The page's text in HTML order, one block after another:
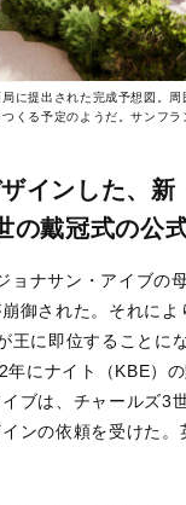
に提出された完成予想図。周
くる予定のようだ。サンフ
インした、新
の戴冠式の公
ョナサン・アイブの
御された。それによ
王に即位することに
年にナイト（KBE）
ブは、チャールズ3
ンの依頼を受けた。